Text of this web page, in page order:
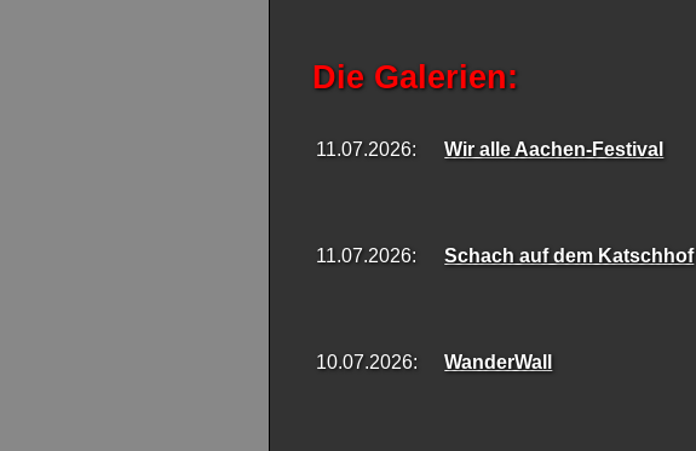
Die Galerien:
11.07.2026: Wir alle Aachen-Festival
11.07.2026: Schach auf dem Katschhof
10.07.2026: WanderWall